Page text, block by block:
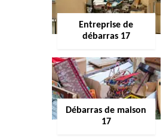
Entreprise de
débarras 17
Débarras de maison
17